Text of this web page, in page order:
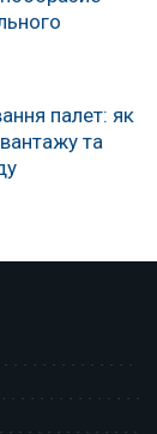
палет: як
та